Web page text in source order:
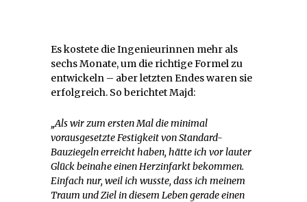
Es kostete die Ingenieurinnen mehr als
sechs Monate, um die richtige Formel zu
entwickeln – aber letzten Endes waren sie
erfolgreich. So berichtet Majd:
„Als wir zum ersten Mal die minimal
vorausgesetzte Festigkeit von Standard-
Bauziegeln erreicht haben, hätte ich vor lauter
Glück beinahe einen Herzinfarkt bekommen.
Einfach nur, weil ich wusste, dass ich meinem
Traum und Ziel in diesem Leben gerade einen